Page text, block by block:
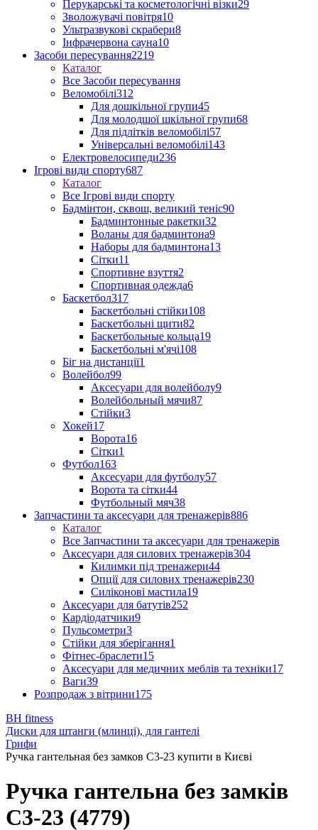
Перукарські та косметологічні візки29
Зволожувачі повітря10
Ультразвукові скрабери8
Інфрачервона сауна10
Засоби пересування2219
Каталог
Все Засоби пересування
Веломобілі312
Для дошкільної групи45
Для молодшої шкільної групи68
Для підлітків веломобілі57
Універсальні веломобілі143
Електровелосипеди236
Ігрові види спорту687
Каталог
Все Ігрові види спорту
Бадмінтон, сквош, великий теніс90
Бадминтонные ракетки32
Воланы для бадминтона9
Наборы для бадминтона13
Сітки11
Спортивне взуття2
Спортивная одежда6
Баскетбол317
Баскетбольні стійки108
Баскетбольні щити82
Баскетбольные кольца19
Баскетбольні м'ячі108
Біг на дистанції1
Волейбол99
Аксесуари для волейболу9
Волейбольный мячи87
Стійки3
Хокей17
Ворота16
Сітки1
Футбол163
Аксесуари для футболу57
Ворота та сітки44
Футбольный мяч38
Запчастини та аксесуари для тренажерів886
Каталог
Все Запчастини та аксесуари для тренажерів
Аксесуари для силових тренажерів304
Килимки під тренажери44
Опції для силових тренажерів230
Силіконові мастила19
Аксесуари для батутів252
Кардіодатчики9
Пульсометри3
Стійки для зберігання1
Фітнес-браслети15
Аксесуари для медичних меблів та техніки17
Ваги39
Розпродаж з вітрини175
BH fitness
Диски для штанги (млинці), для гантелі
Грифи
Ручка гантельная без замков С3-23 купити в Києві
Ручка гантельна без замків
С3-23 (4779)